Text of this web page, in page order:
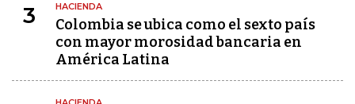
3 HACIENDA
Colombia se ubica como el sexto país
con mayor morosidad bancaria en
América Latina